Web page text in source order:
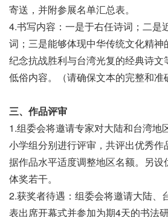
寄送，并附参展名单汇总表。
4.书写内容：一是于右任诗词；二是
词；三是能够体现中华传统文化精神
纪念抗战胜利与台湾光复的经典诗文
低俗内容。（请确保文本的完整和准
三、作品评审
1.组委会将邀请专家对大陆和台湾地
小学组分别进行评审，共评出优秀
据作品水平适度调整地区名额。另
体奖若干。
2.获奖者待遇：组委会将邀请大陆、
表出席开幕式并参加为期4天的书法